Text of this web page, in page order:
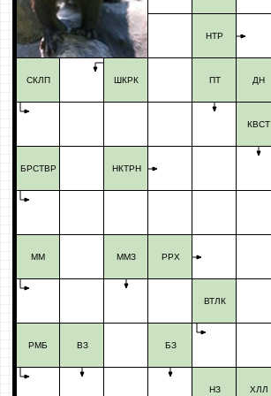
СКЛП
БРСТВР
ММ
РМБ ВЗ
ШКРК
НКТРН
ММЗ РРХ
БЗ
НТР
ПТ
ВТЛК
НЗ
ДН
КВСТ
ХЛЛ